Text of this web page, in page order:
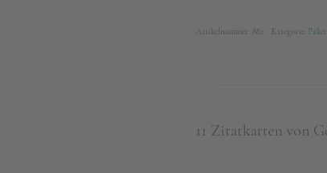
Artikelnummer: 882 Kategorie:
11 Zitatkarten von